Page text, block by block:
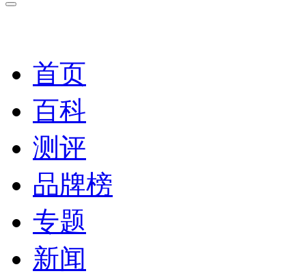
首页
百科
测评
品牌榜
专题
新闻